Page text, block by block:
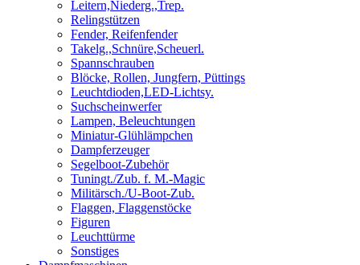
Leitern,Niederg.,Trep.
Relingstützen
Fender, Reifenfender
Takelg.,Schnüre,Scheuerl.
Spannschrauben
Blöcke, Rollen, Jungfern, Püttings
Leuchtdioden,LED-Lichtsy.
Suchscheinwerfer
Lampen, Beleuchtungen
Miniatur-Glühlämpchen
Dampferzeuger
Segelboot-Zubehör
Tuningt./Zub. f. M.-Magic
Militärsch./U-Boot-Zub.
Flaggen, Flaggenstöcke
Figuren
Leuchttürme
Sonstiges